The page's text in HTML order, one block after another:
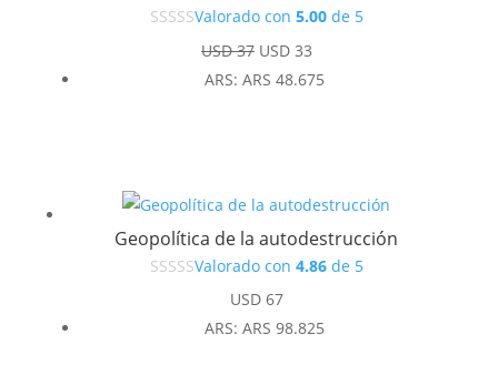
Valorado con 5.00de 5
USD37 El
precio
USD33El
precio
ARS: ARS 48.675
Geopolítica de la autodestrucción
Valorado con 4.86de 5
USD67
ARS: ARS 98.825